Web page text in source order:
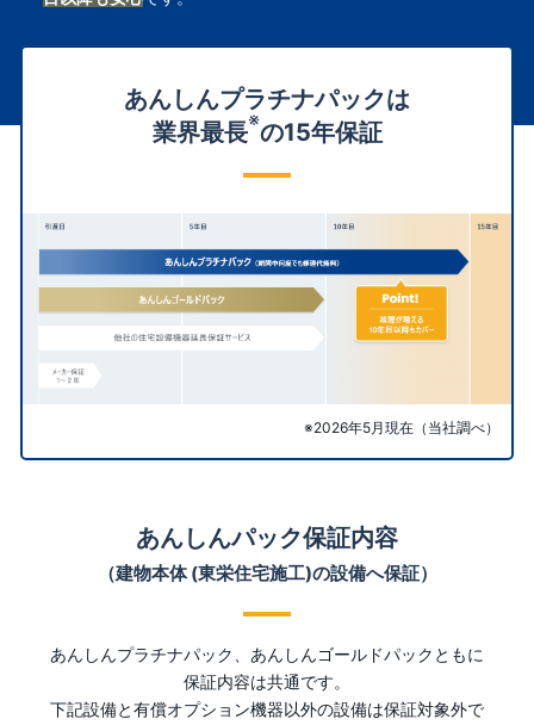
あんしんプラチナパックは
業界最長※の15年保証
※2026年5月現在（当社調べ）
あんしんパック保証内容
（建物本体 (東栄住宅施工)の設備へ保証）
あんしんプラチナパック、あんしんゴールドパックともに
保証内容は共通です。
下記設備と有償オプション機器以外の設備は保証対象外で